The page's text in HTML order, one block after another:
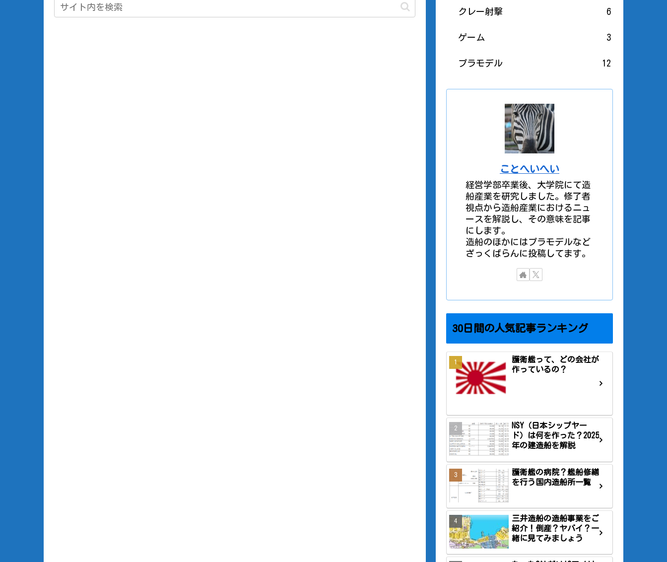
クレー射撃 6
ゲーム 3
プラモデル 12
ことへいへい
経営学部卒業後、大学院にて造
船産業を研究しました。修了者
視点から造船産業におけるニュ
ースを解説し、その意味を記事
にします。
造船のほかにはプラモデルなど
ざっくばらんに投稿してます。
30日間の人気記事ランキング
護衛艦って、どの会社が
作っているの？
NSY（日本シップヤー
ド）は何を作った？2025
年の建造船を解説
護衛艦の病院？艦船修繕
を行う国内造船所一覧
三井造船の造船事業をご
紹介！倒産？ヤバイ？一
緒に見てみましょう